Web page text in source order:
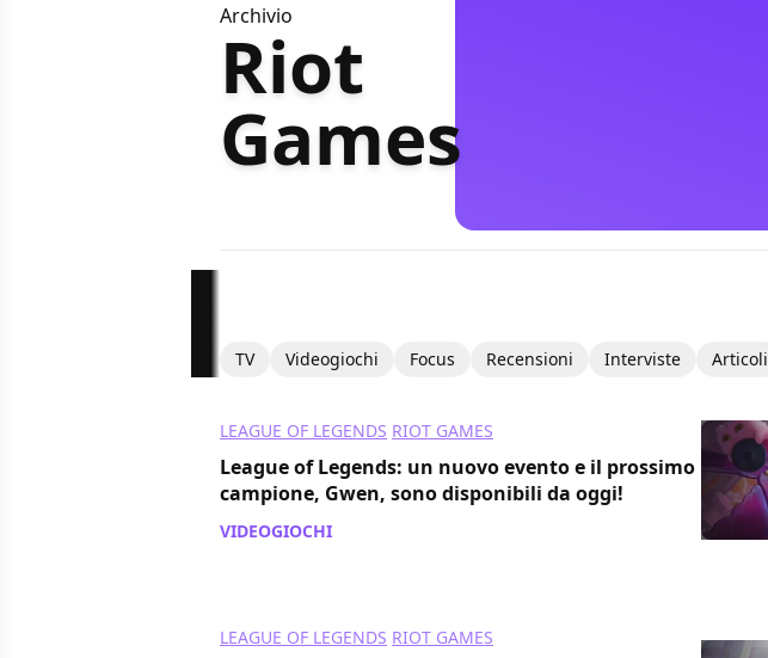
Archivio
Riot
Games
TV Videogiochi Focus Recensioni Interviste Articoli
LEAGUE OF LEGENDS RIOT GAMES
League of Legends: un nuovo evento e il prossimo
campione, Gwen, sono disponibili da oggi!
VIDEOGIOCHI
LEAGUE OF LEGENDS RIOT GAMES